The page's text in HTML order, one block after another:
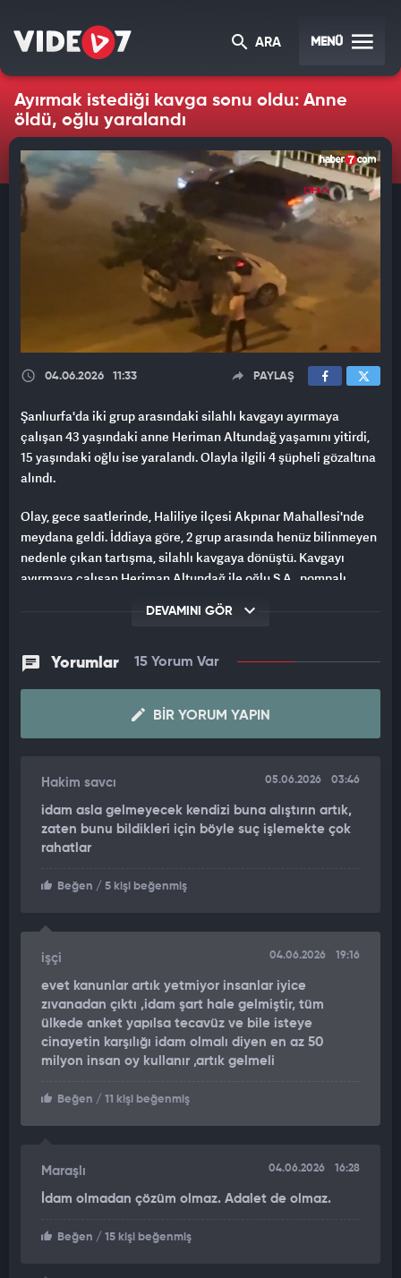
ARA MENÜ
Ayırmak istediği kavga sonu oldu: Anne
öldü, oğlu yaralandı
04.06.2026 11:33 PAYLAŞ
Şanlıurfa'da iki grup arasındaki silahlı kavgayı ayırmaya
çalışan 43 yaşındaki anne Heriman Altundağ yaşamını yitirdi,
15 yaşındaki oğlu ise yaralandı. Olayla ilgili 4 şüpheli gözaltına
alındı.
Olay, gece saatlerinde, Haliliye ilçesi Akpınar Mahallesi'nde
meydana geldi. İddiaya göre, 2 grup arasında henüz bilinmeyen
nedenle çıkan tartışma, silahlı kavgaya dönüştü. Kavgayı
ayırmaya çalışan Heriman Altundağ ile oğlu S.A., pompalı
KURTARILAMADI
Çevredekilerin ihbarıyla bölgeye sağlık ve polis ekipleri sevk
edildi. Yaralı anne ve oğlu, çevredekiler tarafından özel
araçlarla Mehmet Akif İnan Eğitim ve Araştırma Hastanesi'ne
doktorların tüm müdahalesine rağmen kurtarılamadı. Yaralı
4 ŞÜPHELİ GÖZALTINDA
Olaya ilişkin çalışma yapan polis ekipleri, kavgaya karıştığı
tespit edilen 4 kişiyi gözaltına aldı. Soruşturma devam ediyor.
DEVAMINI GÖR
Yorumlar 15 Yorum Var
BIR YORUM YAPIN
Hakim savcı 05.06.2026 03:46
idam asla gelmeyecek kendizi buna alıştırın artık,
zaten bunu bildikleri için böyle suç işlemekte çok
rahatlar
Beğen / 5 kişi beğenmiş
işçi 04.06.2026 19:16
evet kanunlar artık yetmiyor insanlar iyice
zıvanadan çıktı ,idam şart hale gelmiştir, tüm
ülkede anket yapılsa tecavüz ve bile isteye
cinayetin karşılığı idam olmalı diyen en az 50
milyon insan oy kullanır ,artık gelmeli
Beğen / 11 kişi beğenmiş
Maraşlı 04.06.2026 16:28
İdam olmadan çözüm olmaz. Adalet de olmaz.
Beğen / 15 kişi beğenmiş